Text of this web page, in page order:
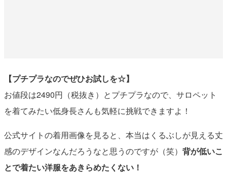
【プチプラなのでぜひお試しを☆】
お値段は2490円（税抜き）とプチプラなので、サロペット
を着てみたい低身長さんも気軽に挑戦できますよ！
公式サイトの着用画像を見ると、本当はくるぶしが見える丈
感のデザインなんだろうなと思うのですが（笑） 背が低いこ
とで着たい洋服をあきらめたくない！